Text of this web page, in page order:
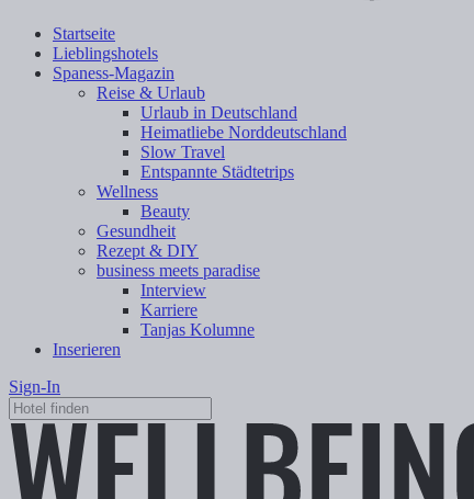
Startseite
Lieblingshotels
Spaness-Magazin
Reise & Urlaub
Urlaub in Deutschland
Heimatliebe Norddeutschland
Slow Travel
Entspannte Städtetrips
Wellness
Beauty
Gesundheit
Rezept & DIY
business meets paradise
Interview
Karriere
Tanjas Kolumne
Inserieren
Sign-In